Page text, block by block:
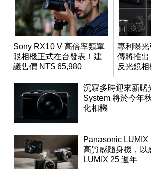
Sony RX10 V 高倍率類單
眼相機正式在台發表！建
議售價 NT$ 65,980
專利曝
傳將推
反光鏡相
沉寂多時迎來新曙
System 將於今年
化相機
Panasonic LUMIX
高質感隨身機，以
LUMIX 25 週年